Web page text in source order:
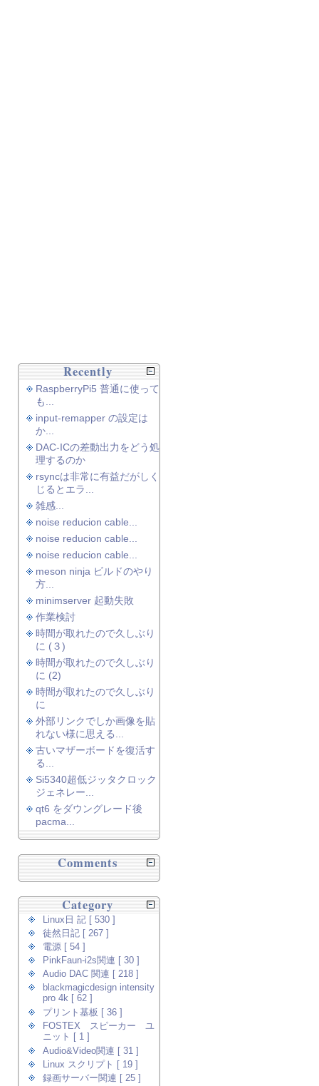
Recently
RaspberryPi5 普通に使って
も...
input-remapper の設定は
か...
DAC-ICの差動出力をどう処
理するのか
rsyncは非常に有益だがしく
じるとエラ...
雑感...
noise reducion cable...
noise reducion cable...
noise reducion cable...
meson ninja ビルドのやり
方...
minimserver 起動失敗
作業検討
時間が取れたので久しぶり
に (３)
時間が取れたので久しぶり
に (2)
時間が取れたので久しぶり
に
外部リンクでしか画像を貼
れない様に思える...
古いマザーボードを復活す
る...
Si5340超低ジッタクロック
ジェネレー...
qt6 をダウングレード後
pacma...
Comments
Category
Linux日 記 [ 530 ]
徒然日記 [ 267 ]
電源 [ 54 ]
PinkFaun-i2s関連 [ 30 ]
Audio DAC 関連 [ 218 ]
blackmagicdesign intensity
pro 4k [ 62 ]
プリント基板 [ 36 ]
FOSTEX スピーカー ユ
ニット [ 1 ]
Audio&Video関連 [ 31 ]
Linux スクリプト [ 19 ]
録画サーバー関連 [ 25 ]